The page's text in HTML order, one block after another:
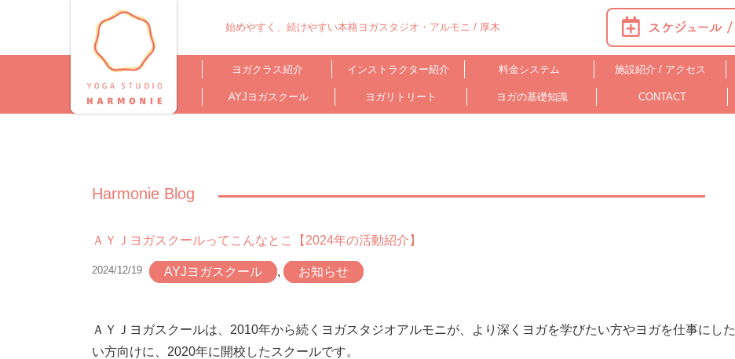
始めやすく、続けやすい本格ヨガスタジオ・アルモニ / 厚木
ヨガクラス紹介 インストラクター紹介 料金システム 施設紹介 / アクセス
AYJヨガスクール ヨガリトリート ヨガの基礎知識 CONTACT
Harmonie Blog
ＡＹＪヨガスクールってこんなとこ【2024年の活動紹介】
2024/12/19 AYJヨガスクール , お知らせ
ＡＹＪヨガスクールは、2010年から続くヨガスタジオアルモニが、より深くヨガを学びたい方やヨガを仕事にした
い方向けに、2020年に開校したスクールです。